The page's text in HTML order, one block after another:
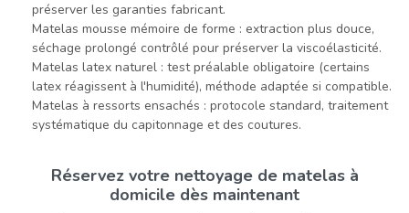
préserver les garanties fabricant.
Matelas mousse mémoire de forme : extraction plus douce,
séchage prolongé contrôlé pour préserver la viscoélasticité.
Matelas latex naturel : test préalable obligatoire (certains
latex réagissent à l'humidité), méthode adaptée si compatible.
Matelas à ressorts ensachés : protocole standard, traitement
systématique du capitonnage et des coutures.
Réservez votre nettoyage de matelas à
domicile dès maintenant